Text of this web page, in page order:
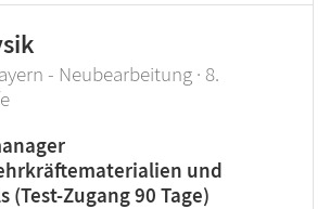
- Neubearbeitung · 8.
und
(Test-Zugang 90 Tage)